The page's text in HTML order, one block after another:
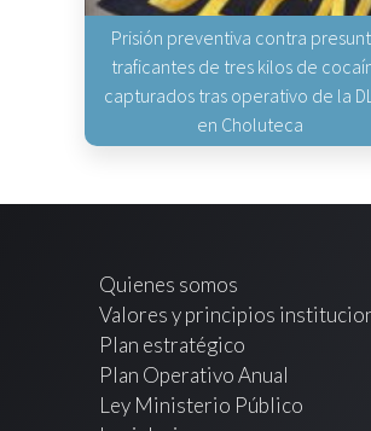
Prisión preventiva contra
traficantes de tres kilos de
capturados tras operativo de la
en Choluteca
Quienes somos
Valores y principios
Plan estratégico
Plan Operativo Anual
Ley Ministerio Público